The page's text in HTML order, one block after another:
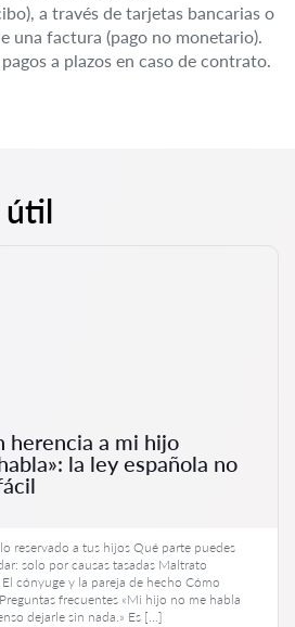
a través de tarjetas bancarias o
una factura (pago no monetario).
a plazos en caso de contrato.
útil
herencia a mi hijo
la ley española no
reservado a tus hijos Qué parte puedes
solo por causas tasadas Maltrato
cónyuge y la pareja de hecho Cómo
frecuentes «Mi hijo no me habla
dejarle sin nada.» Es […]